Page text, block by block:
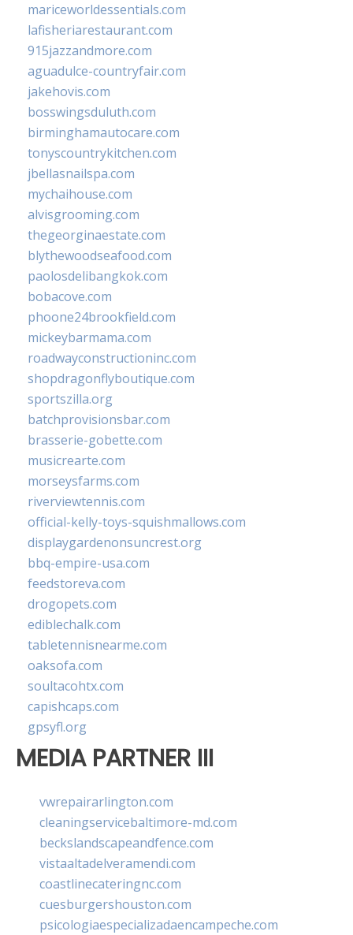
mariceworldessentials.com
lafisheriarestaurant.com
915jazzandmore.com
aguadulce-countryfair.com
jakehovis.com
bosswingsduluth.com
birminghamautocare.com
tonyscountrykitchen.com
jbellasnailspa.com
mychaihouse.com
alvisgrooming.com
thegeorginaestate.com
blythewoodseafood.com
paolosdelibangkok.com
bobacove.com
phoone24brookfield.com
mickeybarmama.com
roadwayconstructioninc.com
shopdragonflyboutique.com
sportszilla.org
batchprovisionsbar.com
brasserie-gobette.com
musicrearte.com
morseysfarms.com
riverviewtennis.com
official-kelly-toys-squishmallows.com
displaygardenonsuncrest.org
bbq-empire-usa.com
feedstoreva.com
drogopets.com
ediblechalk.com
tabletennisnearme.com
oaksofa.com
soultacohtx.com
capishcaps.com
gpsyfl.org
MEDIA PARTNER III
vwrepairarlington.com
cleaningservicebaltimore-md.com
beckslandscapeandfence.com
vistaaltadelveramendi.com
coastlinecateringnc.com
cuesburgershouston.com
psicologiaespecializadaencampeche.com